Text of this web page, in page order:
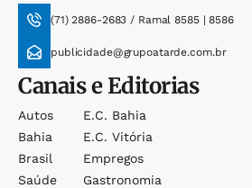
(71) 2886-2683 / Ramal 8585 | 8586
publicidade@grupoatarde.com.br
Canais e Editorias
Autos
Bahia
Brasil
Saúde
E.c. Bahia
E.c. Vitória
Empregos
Gastronomia